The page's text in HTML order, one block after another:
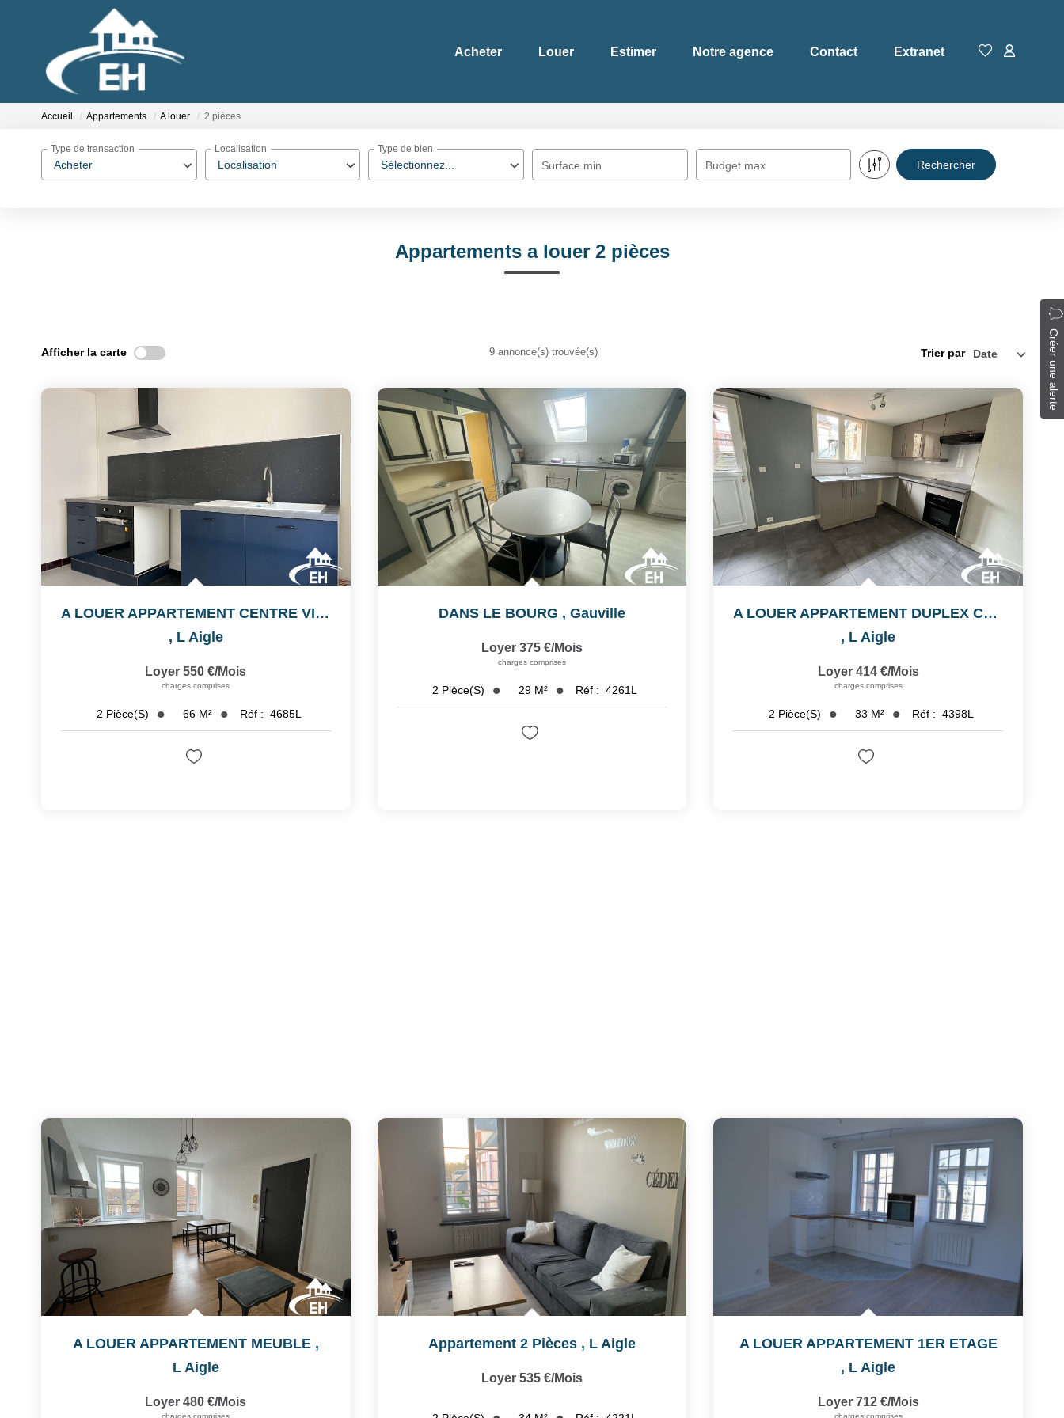
Acheter Louer Estimer Notre agence Contact Extranet
Accueil Appartements A louer 2 pièces
Acheter
Type de transaction
Localisation
Localisation
Sélectionnez...
Type de bien
Surface min Budget max
Appartements a louer 2 pièces
Créer une alerte
Afficher la carte 9 annonce(s) trouvée(s) Trier par
A LOUER APPARTEMENT CENTRE VILLE
, L Aigle
Loyer 550 €/mois
charges comprises
2 Pièce(s) 66 M² Réf : 4685L
DANS LE BOURG , Gauville
Loyer 375 €/mois
charges comprises
2 Pièce(s) 29 M² Réf : 4261L
A LOUER APPARTEMENT DUPLEX CENTRE VILLE
, L Aigle
Loyer 414 €/mois
charges comprises
2 Pièce(s) 33 M² Réf : 4398L
A LOUER APPARTEMENT MEUBLE ,
L Aigle
Loyer 480 €/mois
charges comprises
Appartement 2 Pièces , L Aigle
Loyer 535 €/mois
A LOUER APPARTEMENT 1ER ETAGE
, L Aigle
Loyer 712 €/mois
charges comprises